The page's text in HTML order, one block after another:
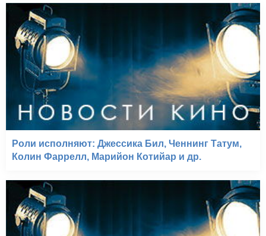
Роли исполняют: Джессика Бил, Ченнинг Татум,
Колин Фаррелл, Марийон Котийар и др.